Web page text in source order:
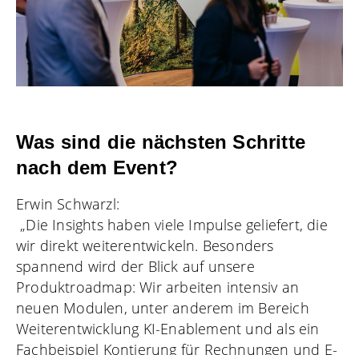
Was sind die nächsten Schritte
nach dem Event?
Erwin Schwarzl:
„Die Insights haben viele Impulse geliefert, die
wir direkt weiterentwickeln. Besonders
spannend wird der Blick auf unsere
Produktroadmap: Wir arbeiten intensiv an
neuen Modulen, unter anderem im Bereich
Weiterentwicklung KI-Enablement und als ein
Fachbeispiel Kontierung für Rechnungen und E-